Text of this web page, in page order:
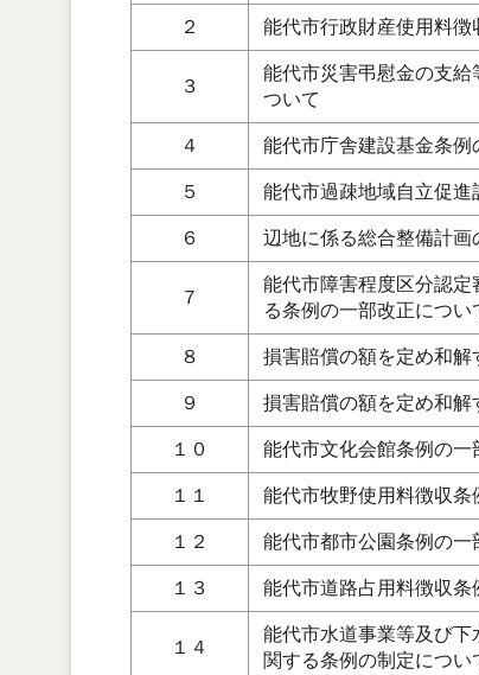
２ 能代市行政財産使用料徴
３
能代市災害弔慰金の支給
ついて
４ 能代市庁舎建設基金条例
５ 能代市過疎地域自立促進
６ 辺地に係る総合整備計画
７
能代市障害程度区分認
る条例の一部改正につい
８ 損害賠償の額を定め和解
９ 損害賠償の額を定め和解
１０ 能代市文化会館条例の一
１１ 能代市牧野使用料徴収条
１２ 能代市都市公園条例の一
１３ 能代市道路占用料徴収条
１４
能代市水道事業等及び下
関する条例の制定につい